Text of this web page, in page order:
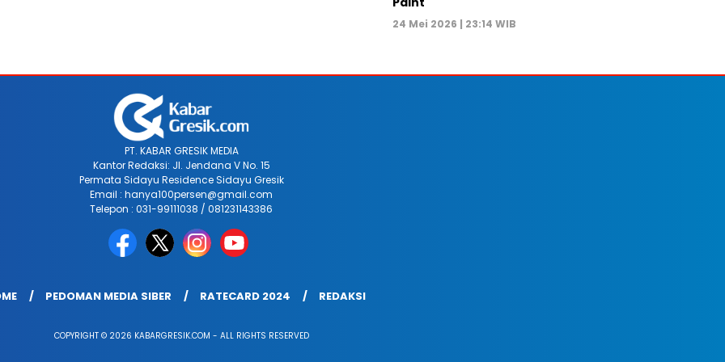
24 Mei 2026 | 23:14 WIB
PT. KABAR GRESIK MEDIA
Kantor Redaksi: Jl. Jendana V No. 15
Permata Sidayu Residence Sidayu Gresik
Email : hanya100persen@gmail.com
Telepon : 031-99111038 / 081231143386
PEDOMAN MEDIA SIBER RATECARD 2024 REDAKSI
COPYRIGHT © 2026 KABARGRESIK.COM - ALL RIGHTS RESERVED